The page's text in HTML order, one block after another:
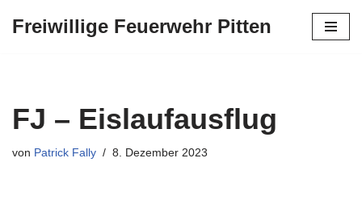
Freiwillige Feuerwehr Pitten
FJ – Eislaufausflug
von Patrick Fally 8. Dezember 2023